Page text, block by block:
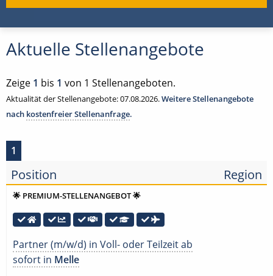
Aktuelle Stellenangebote
Zeige 1 bis 1 von 1 Stellenangeboten.
Aktualität der Stellenangebote: 07.08.2026.Weitere Stellenangebote
nach kostenfreier Stellenanfrage.
1
Position Region
🌟 PREMIUM-STELLENANGEBOT 🌟
Partner (m/w/d) in Voll- oder Teilzeit ab
sofort in Melle